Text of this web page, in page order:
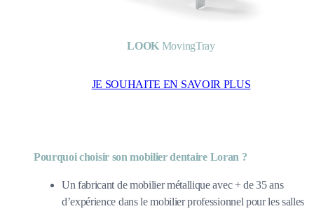
LOOK MovingTray
JE SOUHAITE EN SAVOIR PLUS
Pourquoi choisir son mobilier dentaire Loran ?
Un fabricant de mobilier métallique avec + de 35 ans
d’expérience dans le mobilier professionnel pour les salles